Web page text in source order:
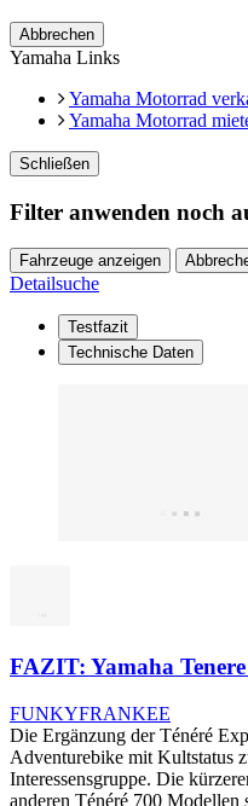
Abbrechen
Yamaha Links
Yamaha Motorrad
Yamaha Motorrad
Schließen
Filter anwenden noch
Fahrzeuge anzeigen
Detailsuche
Testfazit
Technische Daten
FAZIT: Yamaha
FUNKYFRANKEE
Die Ergänzung der Ténéré
Adventurebike mit Kultstatus
Interessensgruppe. Die
anderen Ténéré 700 Modellen